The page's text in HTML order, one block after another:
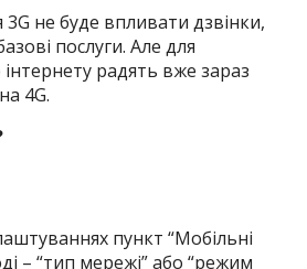
не буде впливати дзвінки,
послуги. Але для
радять вже зараз
4G.
пункт “Мобільні
– “тип мережі” або “режим